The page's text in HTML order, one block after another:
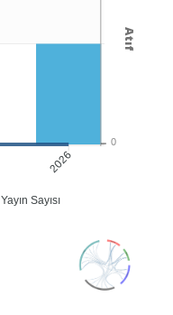
Yayın Sayısı
2026
0
Atıf